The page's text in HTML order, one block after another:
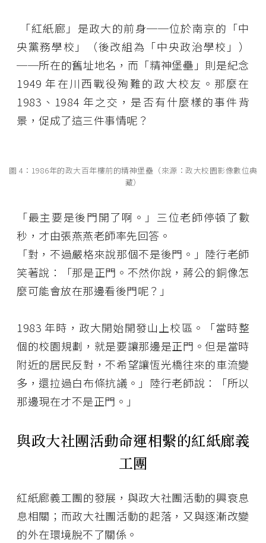
「紅紙廊」是政大的前身──位於南京的「中
央黨務學校」（後改組為「中央政治學校」）
──所在的舊址地名，而「精神堡壘」則是紀念
1949 年在川西戰役殉難的政大校友。那麼在
1983、1984 年之交，是否有什麼樣的事件背
景，促成了這三件事情呢？
圖 4：1986年的政大百年樓前的精神堡壘（來源：政大校園影像數位典
藏）
「最主要是後門開了啊。」三位老師停頓了數
秒，才由張燕燕老師率先回答。
「對，不過嚴格來說那個不是後門。」陸行老師
笑著說：「那是正門。不然你說，蔣公的銅像怎
麼可能會放在那邊看後門呢？」
1983 年時，政大開始開發山上校區。「當時整
個的校園規劃，就是要讓那邊是正門。但是當時
附近的居民反對，不希望讓恆光橋往來的車流變
多，還拉過白布條抗議。」陸行老師說：「所以
那邊現在才不是正門。」
與政大社團活動命運相繫的紅紙廊義
工團
紅紙廊義工團的發展，與政大社團活動的興衰息
息相關；而政大社團活動的起落，又與逐漸改變
的外在環境脫不了關係。